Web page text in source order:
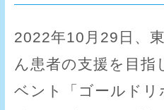
2022年10月29日、
ん患者の支援を目指
ベント「ゴールドリ